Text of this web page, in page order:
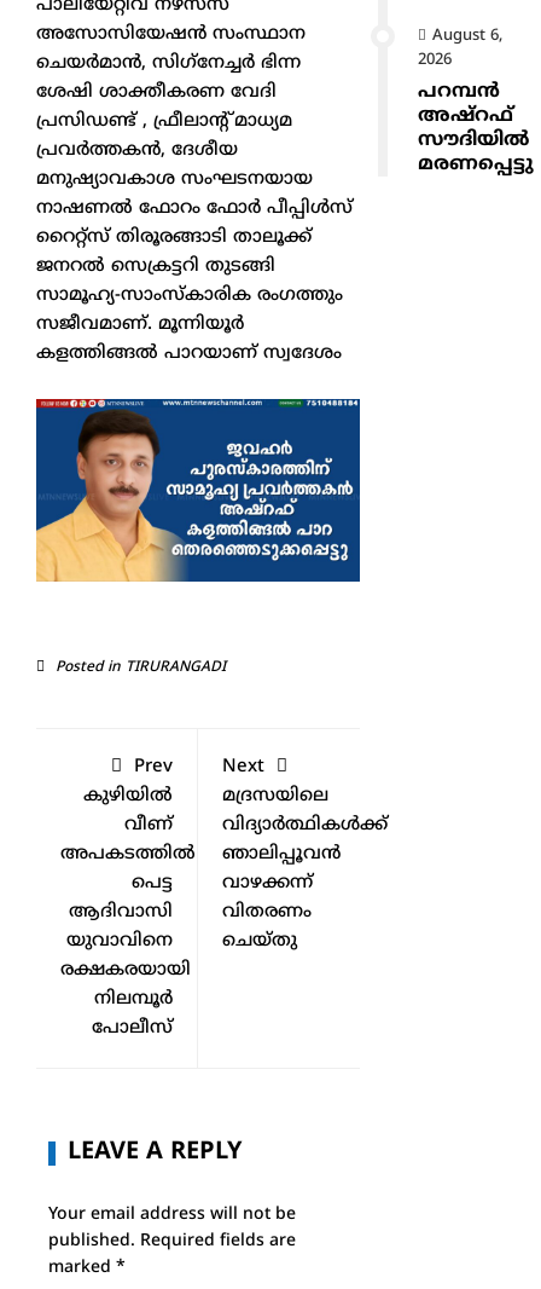
പാലിയേറ്റീവ് നഴ്സസ്
അസോസിയേഷൻ സംസ്ഥാന
ചെയർമാൻ, സിഗ്‌നേച്ചർ ഭിന്ന
ശേഷി ശാക്തീകരണ വേദി
പ്രസിഡണ്ട് , ഫ്രീലാന്റ് മാധ്യമ
പ്രവർത്തകൻ, ദേശീയ
മനുഷ്യാവകാശ സംഘടനയായ
നാഷണൽ ഫോറം ഫോർ പീപ്പിൾസ്
റൈറ്റ്സ് തിരൂരങ്ങാടി താലൂക്ക്
ജനറൽ സെക്രട്ടറി തുടങ്ങി
സാമൂഹ്യ-സാംസ്കാരിക രംഗത്തും
സജീവമാണ്. മൂന്നിയൂർ
കളത്തിങ്ങൽ പാറയാണ് സ്വദേശം
Posted in TIRURANGADI
Prev
കുഴിയിൽ
വീണ്
അപകടത്തിൽ
പെട്ട
ആദിവാസി
യുവാവിനെ
രക്ഷകരയായി
നിലമ്പൂർ
പോലീസ്
Next
മദ്രസയിലെ
വിദ്യാർത്ഥികൾക്ക്
ഞാലിപ്പൂവൻ
വാഴക്കന്ന്
വിതരണം
ചെയ്തു
LEAVE A REPLY
Your email address will not be
published. Required fields are
marked *
August 6,
2026
പറമ്പൻ
അഷ്‌റഫ്
സൗദിയിൽ
മരണപ്പെട്ടു